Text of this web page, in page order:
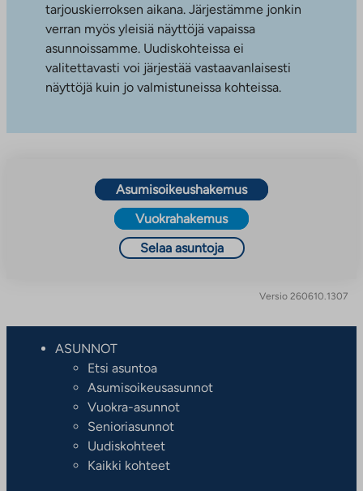
tarjouskierroksen aikana. Järjestämme jonkin
verran myös yleisiä näyttöjä vapaissa
asunnoissamme. Uudiskohteissa ei
valitettavasti voi järjestää vastaavanlaisesti
näyttöjä kuin jo valmistuneissa kohteissa.
Asumisoikeushakemus
Vuokrahakemus
Selaa asuntoja
Versio 260610.1307
ASUNNOT
Etsi asuntoa
Asumisoikeusasunnot
Vuokra-asunnot
Senioriasunnot
Uudiskohteet
Kaikki kohteet